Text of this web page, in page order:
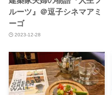
ルーツ』＠逗子シネマアミ
ーゴ
2023-12-28